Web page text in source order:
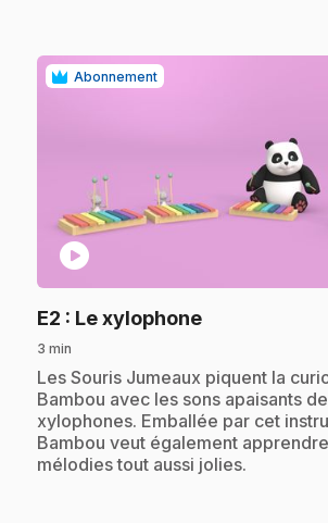
Abonnement
play_circle
E2 : Le xylophone.
3 min
.Les Souris Jumeaux piquent la
Bambou avec les sons apaisants
xylophones. Emballée par cet
Bambou veut également
mélodies tout aussi jolies.